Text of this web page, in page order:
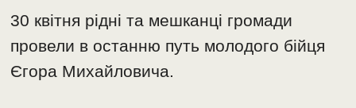
30 квітня рідні та мешканці громади
провели в останню путь молодого бійця
Єгора Михайловича.